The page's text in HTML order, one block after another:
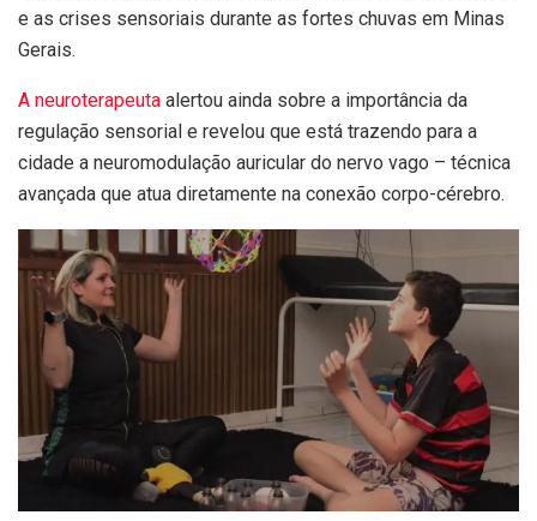
e as crises sensoriais durante as fortes chuvas em Minas
Gerais.
A neuroterapeuta alertou ainda sobre a importância da
regulação sensorial e revelou que está trazendo para a
cidade a neuromodulação auricular do nervo vago – técnica
avançada que atua diretamente na conexão corpo-cérebro.